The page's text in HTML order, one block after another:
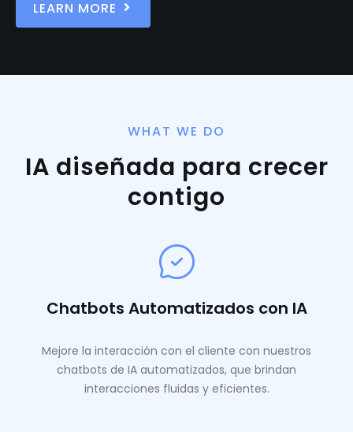
LEARN MORE
WHAT WE DO
IA diseñada para crecer
contigo
Chatbots Automatizados con IA
Mejore la interacción con el cliente con nuestros
chatbots de IA automatizados, que brindan
interacciones fluidas y eficientes.